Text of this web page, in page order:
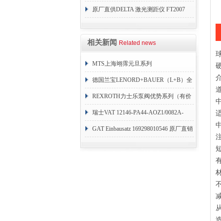
力开关 变送器
原厂直供DELTA 激光测距仪 FT2007
相关新闻 Related news
MTS上海翊霈元旦系列
RHM3050MR081A01
德国兰宝LENORD+BAUER（L+B）全
系列编码器
REXROTH力士乐泵阀优势系列（有价
目表）
瑞士VAT 12146-PA44-AOZ1/0082A-
1173938
GAT Einbausatz 169298010546 原厂直销